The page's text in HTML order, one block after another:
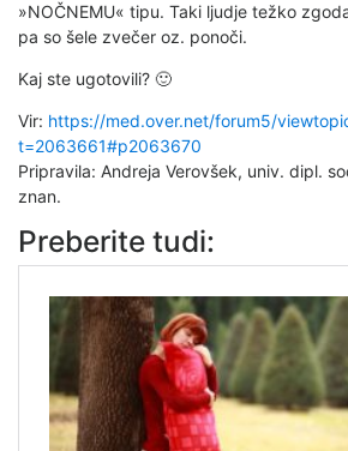
»NOČNEMU« tipu. Taki ljudje težko
pa so šele zvečer oz. ponoči.
Kaj ste ugotovili? 🙂
Vir: https://med.over.net/forum5/
t=2063661#p2063670
Pripravila: Andreja Verovšek, univ. dipl.
znan.
Preberite tudi: